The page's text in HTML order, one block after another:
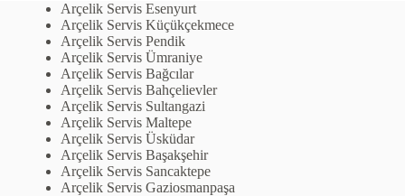
Arçelik Servis Esenyurt
Arçelik Servis Küçükçekmece
Arçelik Servis Pendik
Arçelik Servis Ümraniye
Arçelik Servis Bağcılar
Arçelik Servis Bahçelievler
Arçelik Servis Sultangazi
Arçelik Servis Maltepe
Arçelik Servis Üsküdar
Arçelik Servis Başakşehir
Arçelik Servis Sancaktepe
Arçelik Servis Gaziosmanpaşa